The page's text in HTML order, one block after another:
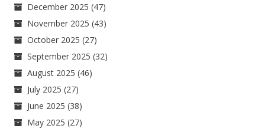
December 2025 (47)
November 2025 (43)
October 2025 (27)
September 2025 (32)
August 2025 (46)
July 2025 (27)
June 2025 (38)
May 2025 (27)